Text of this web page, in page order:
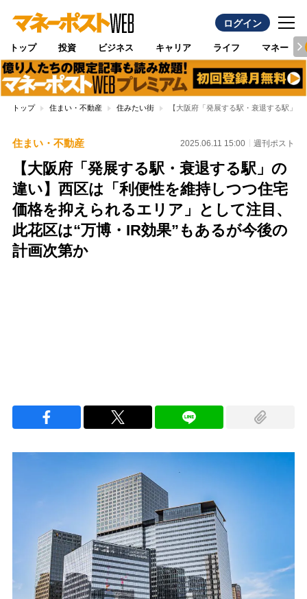
ログイン
トップ 投資 ビジネス キャリア ライフ マネー
トップ 住まい・不動産 住みたい街 【大阪府「発展する駅・衰退する駅」
住まい・不動産 2025.06.11 15:00 週刊ポスト
【大阪府「発展する駅・衰退する駅」の
違い】西区は「利便性を維持しつつ住宅
価格を抑えられるエリア」として注目、
此花区は“万博・IR効果”もあるが今後の
計画次第か